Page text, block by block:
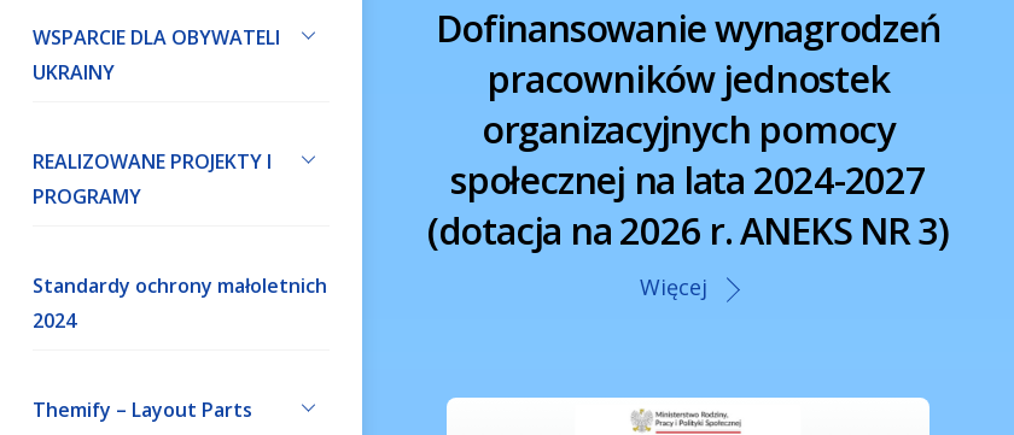
WSPARCIE DLA OBYWATELI
UKRAINY
REALIZOWANE PROJEKTY I
PROGRAMY
Standardy ochrony małoletnich
2024
Themify – Layout Parts
Dofinansowanie wynagrodzeń
pracowników jednostek
organizacyjnych pomocy
społecznej na lata 2024-2027
(dotacja na 2026 r. ANEKS NR 3)
Więcej